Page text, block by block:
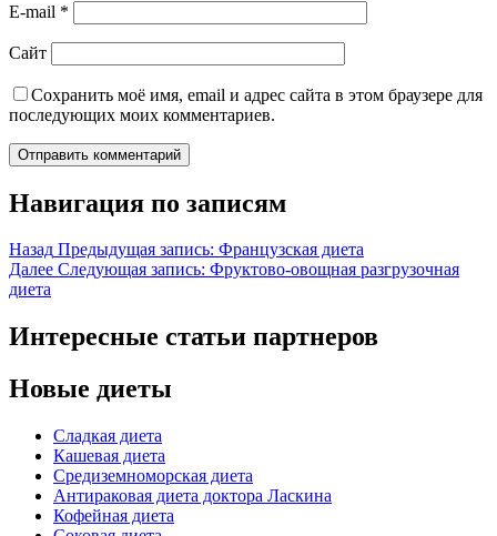
E-mail *
Сайт
Сохранить моё имя, email и адрес сайта в этом браузере для
последующих моих комментариев.
Навигация по записям
Назад Предыдущая запись: Французская диета
Далее Следующая запись: Фруктово-овощная разгрузочная
диета
Интересные статьи партнеров
Новые диеты
Сладкая диета
Кашевая диета
Средиземноморская диета
Антираковая диета доктора Ласкина
Кофейная диета